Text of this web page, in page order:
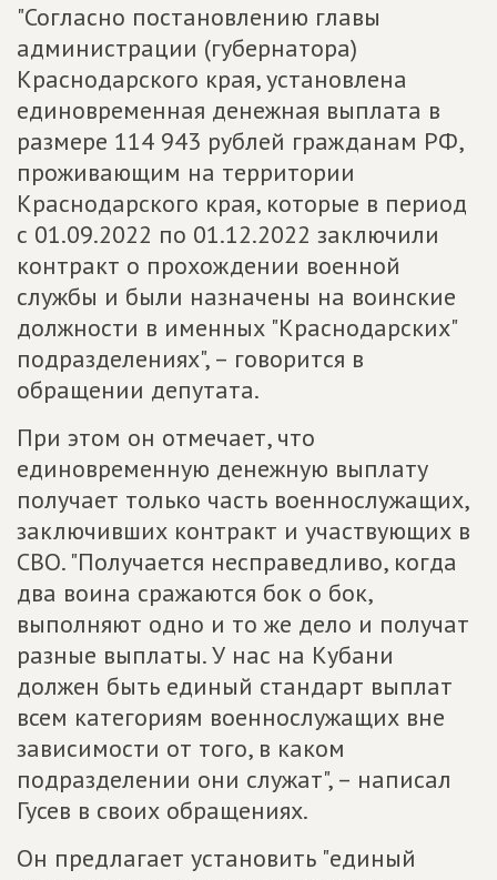
"Согласно постановлению главы
администрации (губернатора)
Краснодарского края, установлена
единовременная денежная выплата в
размере 114 943 рублей гражданам РФ,
проживающим на территории
Краснодарского края, которые в период
с 01.09.2022 по 01.12.2022 заключили
контракт о прохождении военной
службы и были назначены на воинские
должности в именных "Краснодарских"
подразделениях", – говорится в
обращении депутата.
При этом он отмечает, что
единовременную денежную выплату
получает только часть военнослужащих,
заключивших контракт и участвующих в
СВО. "Получается несправедливо, когда
два воина сражаются бок о бок,
выполняют одно и то же дело и получат
разные выплаты. У нас на Кубани
должен быть единый стандарт выплат
всем категориям военнослужащих вне
зависимости от того, в каком
подразделении они служат", – написал
Гусев в своих обращениях.
Он предлагает установить "единый